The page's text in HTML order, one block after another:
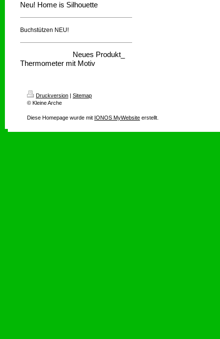
Neu! Home is Silhouette
Buchstützen NEU!
Neues Produkt_
Thermometer mit Motiv
Druckversion
Sitemap
© Kleine Arche
Diese Homepage wurde mit IONOS MyWebsite erstellt.